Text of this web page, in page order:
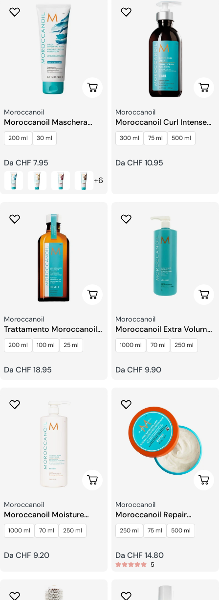
Scegli Le Opzioni
Venditore:
Moroccanoil
Moroccanoil Maschera
Colore Del Pigmento
200 ml 30 ml
Prezzo
regolare
Da CHF 7.95
+6
Venditore:
Moroccanoil
Moroccanoil Curl Intense
Crema per ricci
300 ml 75 ml 500 ml
Prezzo
Da CHF 10.95
Scegli Le Opzioni
Venditore:
Moroccanoil
Trattamento Moroccanoil
Leggero
200 ml 100 ml 25 ml
Prezzo
Da CHF 18.95
Venditore:
Moroccanoil
Moroccanoil Extra Volume
Shampoo
1000 ml 70 ml 250 ml
Prezzo
Da CHF 9.90
Scegli Le Opzioni
Venditore:
Moroccanoil
Moroccanoil Moisture
Repair Balsamo
1000 ml 70 ml 250 ml
Prezzo
Da CHF 9.20
Venditore:
Moroccanoil
Moroccanoil Repair
Restorative Maschere per
Capelli
250 ml 75 ml 500 ml
Prezzo
regolare
Da CHF 14.80
5